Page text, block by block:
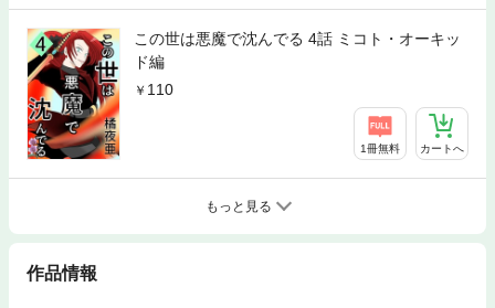
この世は悪魔で沈んでる 4話 ミコト・オーキッ
ド編
110
1冊無料 カートへ
もっと見る
作品情報